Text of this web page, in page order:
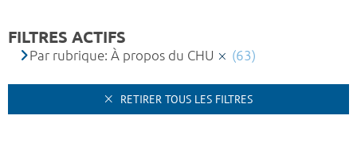
FILTRES ACTIFS
Par rubrique: À propos du CHU (63)
RETIRER TOUS LES FILTRES